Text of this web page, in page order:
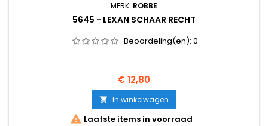
MERK: ROBBE
5645 - LEXAN SCHAAR RECHT
Beoordeling(en): 0
Prijs
€ 12,80
 In winkelwagen
 Laatste items in voorraad